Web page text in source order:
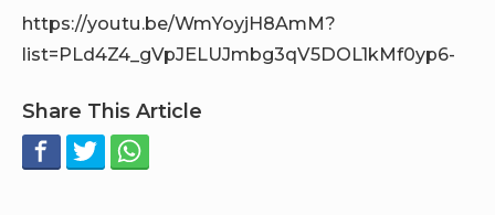
https://youtu.be/WmYoyjH8AmM?
list=PLd4Z4_gVpJELUJmbg3qV5DOL1kMf0yp6-
Share This Article